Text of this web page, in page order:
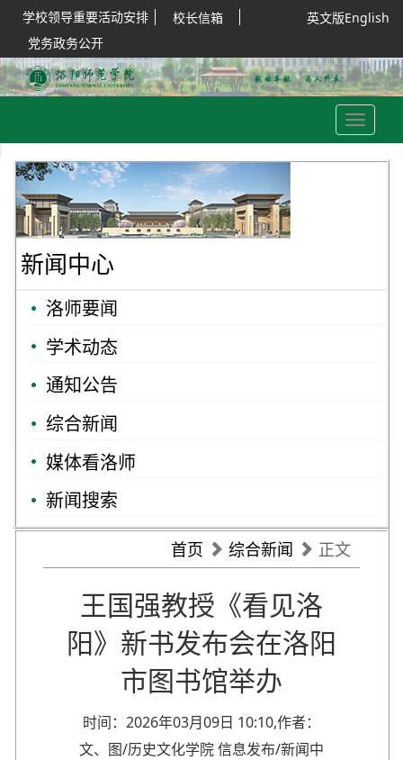
学校领导重要活动安排
校长信箱
党务政务公开
英文版English
Toggle
navigation
新闻中心
洛师要闻
学术动态
通知公告
综合新闻
媒体看洛师
新闻搜索
首页 综合新闻 正文
王国强教授《看见洛
阳》新书发布会在洛阳
市图书馆举办
时间：2026年03月09日 10:10,作者：
文、图/历史文化学院 信息发布/新闻中